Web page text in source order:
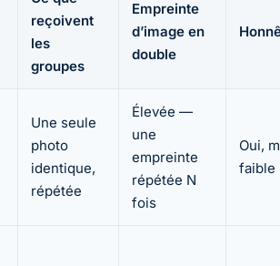
reçoivent
les
groupes
Empreinte
d’image en
double
Une seule
photo
identique,
répétée
Élevée —
une
empreinte
répétée N
fois
Oui,
faible